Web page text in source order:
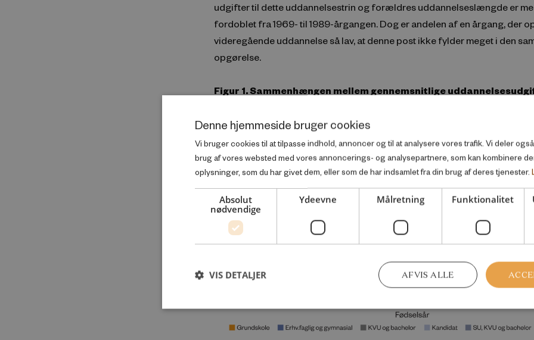
udgifter til dette uddannelsestrin og forældres uddannelseslængde er
fordoblet fra 1969- til 1989-årgangen. Dog er andelen af en årgang, der
videregående uddannelse så lav, at denne post ikke fylder meget i den
opgørelse.
Figur 1. Sammenhængen mellem gennemsnitlige
Denne hjemmeside bruger cookies
Vi bruger cookies til at tilpasse indhold, annoncer og til at analysere vores trafik. Vi deler
brug af vores websted med vores annoncerings- og analysepartnere, som kan kombinere
oplysninger, som du har givet dem, eller som de har indsamlet fra din brug af deres tjenester.
Absolut
nødvendige
Ydeevne Målretning Funktionalitet
AFVIS ALLE
VIS DETALJER